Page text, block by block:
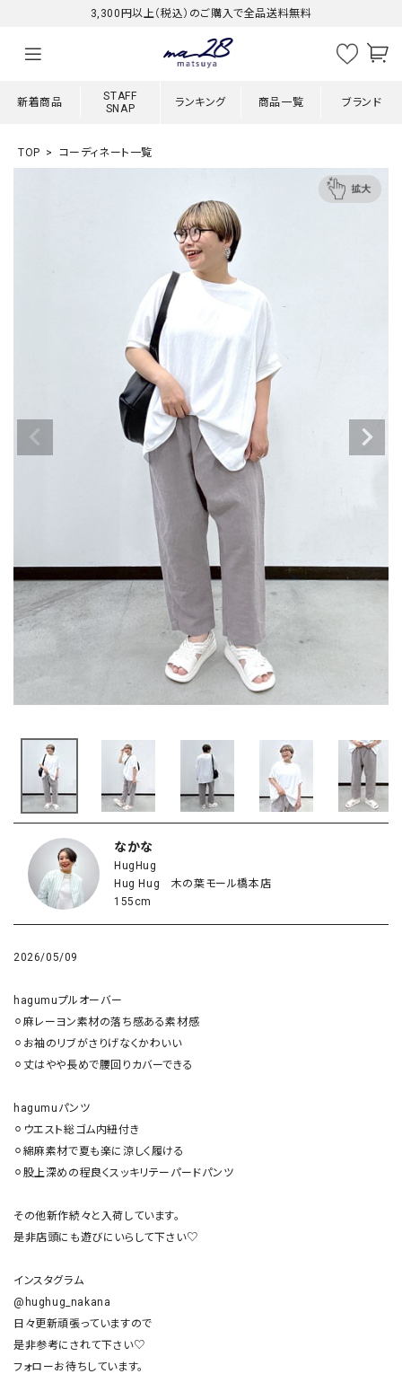
3,300円以上（税込）のご購入で全品送料無料
新着商品
STAFF
SNAP
ランキング 商品一覧 ブランド
TOP コーディネート一覧
なかな
HugHug
Hug Hug 木の葉モール橋本店
155cm
2026/05/09
hagumuプルオーバー
⚪︎麻レーヨン素材の落ち感ある素材感
⚪︎お袖のリブがさりげなくかわいい
⚪︎丈はやや長めで腰回りカバーできる
hagumuパンツ
⚪︎ウエスト総ゴム内紐付き
⚪︎綿麻素材で夏も楽に涼しく履ける
⚪︎股上深めの程良くスッキリテーパードパンツ
その他新作続々と入荷しています。
是非店頭にも遊びにいらして下さい♡
インスタグラム
@hughug_nakana
日々更新頑張っていますので
是非参考にされて下さい♡
フォローお待ちしています。